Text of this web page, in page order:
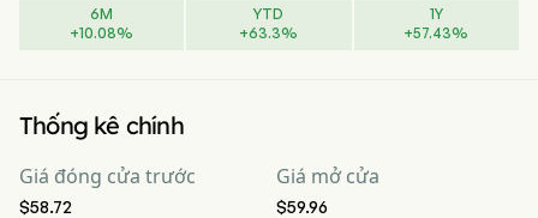
6M
+10.08%
YTD
+63.3%
1Y
+57.43%
Thống kê chính
Giá đóng cửa trước
$58.72
Giá mở cửa
$59.96